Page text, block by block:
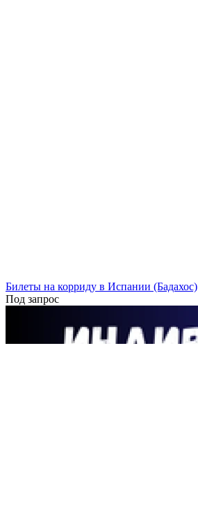
Билеты на корриду в Испании (Бадахос)
Под запрос